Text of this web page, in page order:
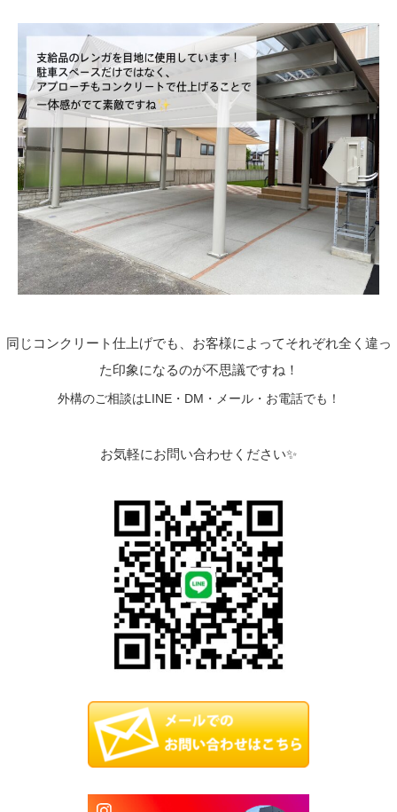
同じコンクリート仕上げでも、お客様によってそれぞれ全く違っ
た印象になるのが不思議ですね！
外構のご相談はLINE・DM・メール・お電話でも！
お気軽にお問い合わせください✨